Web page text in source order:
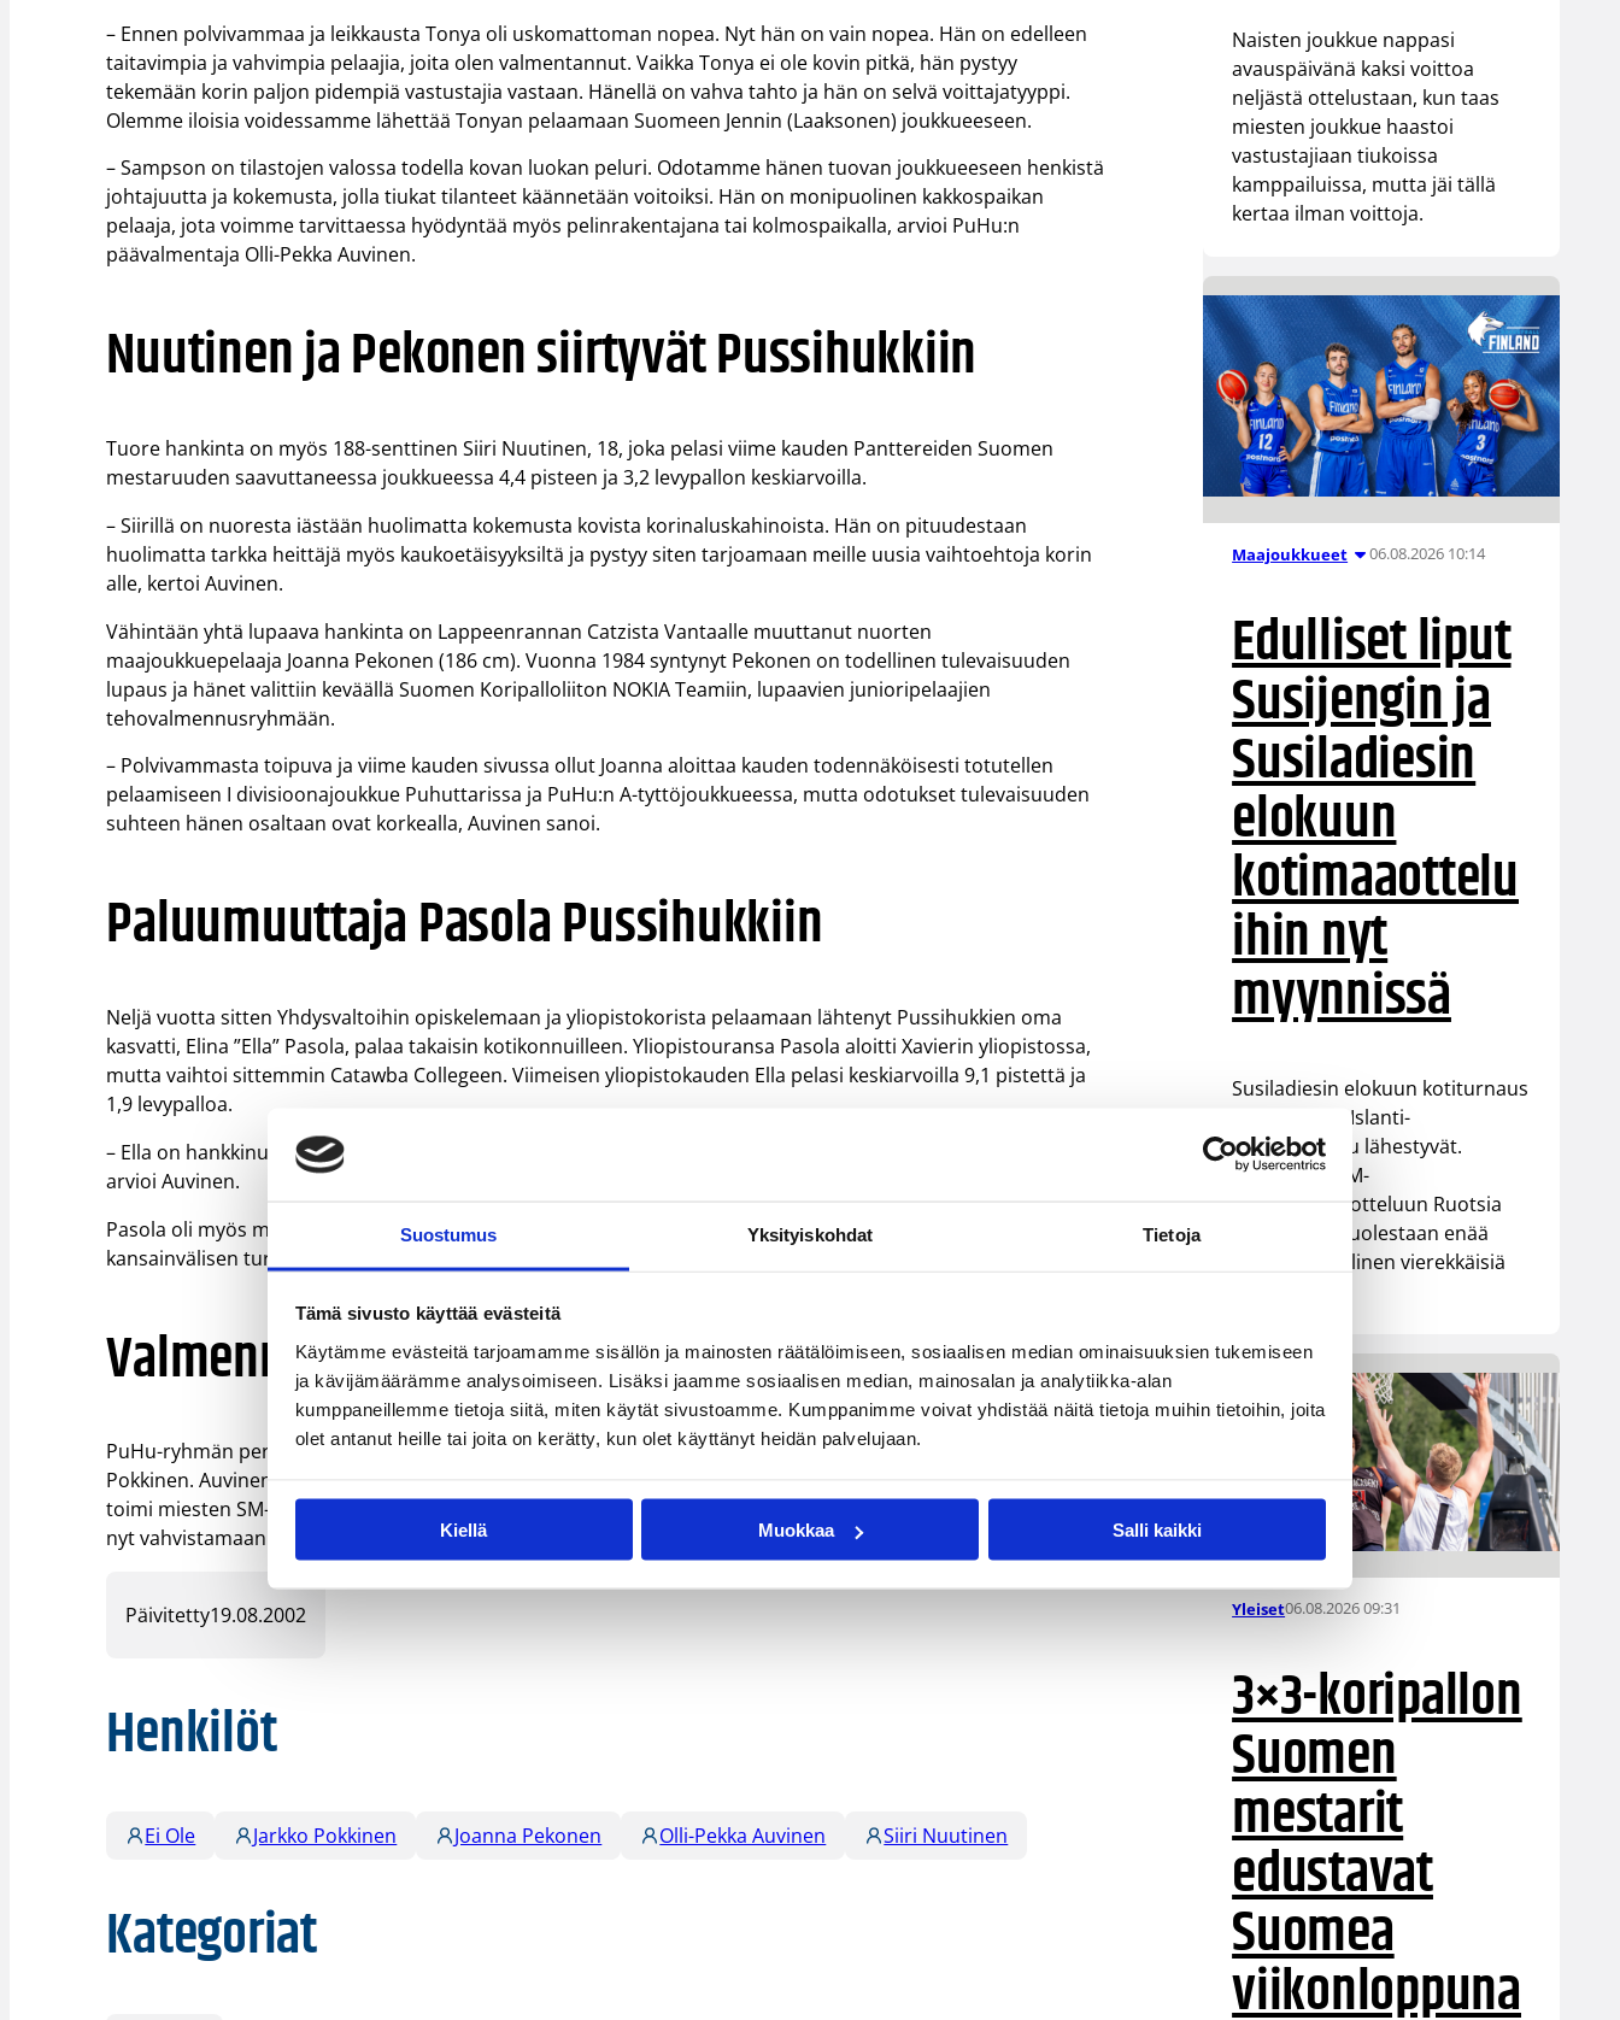
Suostumus Yksityiskohdat Tietoja
Tämä sivusto käyttää evästeitä
Käytämme evästeitä tarjoamamme sisällön ja mainosten räätälöimiseen, sosiaalisen median ominaisuuksien tukemiseen
ja kävijämäärämme analysoimiseen. Lisäksi jaamme sosiaalisen median, mainosalan ja analytiikka-alan
kumppaneillemme tietoja siitä, miten käytät sivustoamme. Kumppanimme voivat yhdistää näitä tietoja muihin tietoihin, joita
olet antanut heille tai joita on kerätty, kun olet käyttänyt heidän palvelujaan.
Kiellä Muokkaa Salli kaikki
– Ennen polvivammaa ja leikkausta Tonya oli uskomattoman nopea. Nyt hän on vain nopea. Hän on edelleen
taitavimpia ja vahvimpia pelaajia, joita olen valmentannut. Vaikka Tonya ei ole kovin pitkä, hän pystyy
tekemään korin paljon pidempiä vastustajia vastaan. Hänellä on vahva tahto ja hän on selvä voittajatyyppi.
Olemme iloisia voidessamme lähettää Tonyan pelaamaan Suomeen Jennin (Laaksonen) joukkueeseen.
– Sampson on tilastojen valossa todella kovan luokan peluri. Odotamme hänen tuovan joukkueeseen henkistä
johtajuutta ja kokemusta, jolla tiukat tilanteet käännetään voitoiksi. Hän on monipuolinen kakkospaikan
pelaaja, jota voimme tarvittaessa hyödyntää myös pelinrakentajana tai kolmospaikalla, arvioi PuHu:n
päävalmentaja Olli-Pekka Auvinen.
Nuutinen ja Pekonen siirtyvät Pussihukkiin
Tuore hankinta on myös 188-senttinen Siiri Nuutinen, 18, joka pelasi viime kauden Panttereiden Suomen
mestaruuden saavuttaneessa joukkueessa 4,4 pisteen ja 3,2 levypallon keskiarvoilla.
– Siirillä on nuoresta iästään huolimatta kokemusta kovista korinaluskahinoista. Hän on pituudestaan
huolimatta tarkka heittäjä myös kaukoetäisyyksiltä ja pystyy siten tarjoamaan meille uusia vaihtoehtoja korin
alle, kertoi Auvinen.
Vähintään yhtä lupaava hankinta on Lappeenrannan Catzista Vantaalle muuttanut nuorten
maajoukkuepelaaja Joanna Pekonen (186 cm). Vuonna 1984 syntynyt Pekonen on todellinen tulevaisuuden
lupaus ja hänet valittiin keväällä Suomen Koripalloliiton NOKIA Teamiin, lupaavien junioripelaajien
tehovalmennusryhmään.
– Polvivammasta toipuva ja viime kauden sivussa ollut Joanna aloittaa kauden todennäköisesti totutellen
pelaamiseen I divisioonajoukkue Puhuttarissa ja PuHu:n A-tyttöjoukkueessa, mutta odotukset tulevaisuuden
suhteen hänen osaltaan ovat korkealla, Auvinen sanoi.
Paluumuuttaja Pasola Pussihukkiin
Neljä vuotta sitten Yhdysvaltoihin opiskelemaan ja yliopistokorista pelaamaan lähtenyt Pussihukkien oma
kasvatti, Elina ”Ella” Pasola, palaa takaisin kotikonnuilleen. Yliopistouransa Pasola aloitti Xavierin yliopistossa,
mutta vaihtoi sittemmin Catawba Collegeen. Viimeisen yliopistokauden Ella pelasi keskiarvoilla 9,1 pistettä ja
1,9 levypalloa.
– Ella on hankkinut paljon oppia ja kokemusta yliopistovuosinaan ja tuo lisää väriä joukkueen takakentälle,
arvioi Auvinen.
Pasola oli myös mukana Suomen naisten maajoukkueessa, joka reilu viikko sitten voitti kovatasoisen
kansainvälisen turnauksen Helsingissä.
Valmennuspuolella luotetaan tuttuihin nimiin
PuHu-ryhmän peräsimessä tulevalla kaudella nähdään tuttu parivaljakko; Olli-Pekka Auvinen – Jarkko
Pokkinen. Auvinen jatkaa toista kauttaan naisten päävalmentajana. Pokkinen, joka puolestaan viime kaudella
toimi miesten SM-joukkueen apuvalmentajana ja luotsasi PuHu:n 22-vuotiaat Suomen mestaruuteen, siirtyy
nyt vahvistamaan naisten joukkueen valmennusporrasta.
Päivitetty19.08.2002
Henkilöt
Ei Ole Jarkko Pokkinen Joanna Pekonen Olli-Pekka Auvinen Siiri Nuutinen
Kategoriat
Naisten joukkue nappasi
avauspäivänä kaksi voittoa
neljästä ottelustaan, kun taas
miesten joukkue haastoi
vastustajiaan tiukoissa
kamppailuissa, mutta jäi tällä
kertaa ilman voittoja.
Maajoukkueet 06.08.2026 10:14
Edulliset liput
Susijengin ja
Susiladiesin
elokuun
kotimaaottelu
ihin nyt
myynnissä
Susiladiesin elokuun kotiturnaus
ja Susijengin Islanti-
kotimaaottelu lähestyvät.
Susijengin MM-
jatkokarsintaotteluun Ruotsia
vastaan on puolestaan enää
jäljellä kourallinen vierekkäisiä
Yleiset06.08.2026 09:31
3×3-koripallon
Suomen
mestarit
edustavat
Suomea
viikonloppuna